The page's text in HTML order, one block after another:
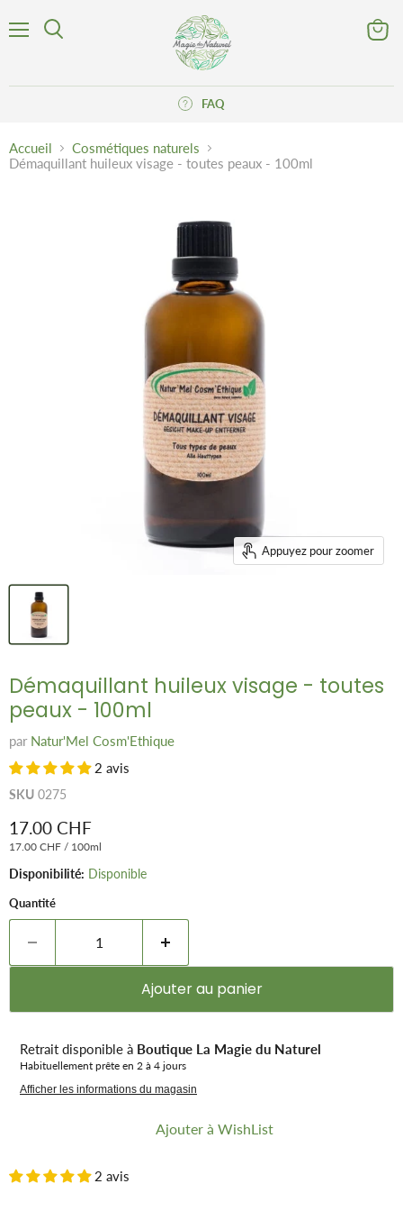
FAQ
Accueil
Cosmétiques naturels
Démaquillant huileux visage - toutes peaux - 100ml
Appuyez pour zoomer
Démaquillant huileux visage - toutes
peaux - 100ml
par Natur'Mel Cosm'Ethique
2 avis
SKU 0275
Prix remisé
17.00 CHF
17.00 CHF / 100ml
Disponibilité: Disponible
Quantité
Ajouter au panier
Retrait disponible à Boutique La Magie du Naturel
Habituellement prête en 2 à 4 jours
Afficher les informations du magasin
Ajouter à WishList
2 avis